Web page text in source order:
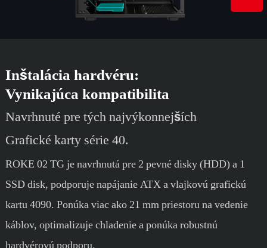
Inštalácia hardvéru:
Vynikajúca kompatibilita
Navrhnuté pre tých najvýkonnejších
Grafické karty série 40.
ROKE 02 TG je navrhnutá pre 2 pevné disky (HDD) a 1
SSD disk, podporuje napájanie ATX a vlajkovú grafickú
kartu 4090. Ponúka viac ako 21 mm priestoru na vedenie
káblov, optimalizuje chladenie a ponúka robustnú
hardvérovú podporu.